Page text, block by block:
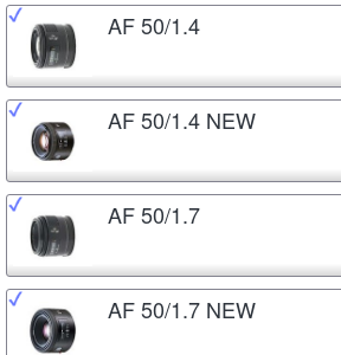
AF 50/1.4
AF 50/1.4 NEW
AF 50/1.7
AF 50/1.7 NEW